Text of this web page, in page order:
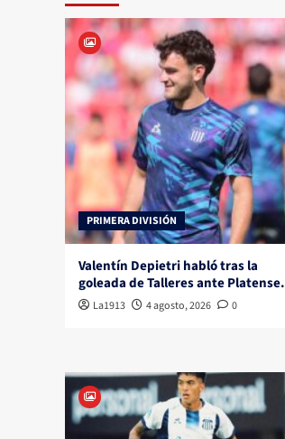
PRIMERA DIVISIÓN
Valentín Depietri habló tras la
goleada de Talleres ante Platense.
La1913 4 agosto, 2026 0